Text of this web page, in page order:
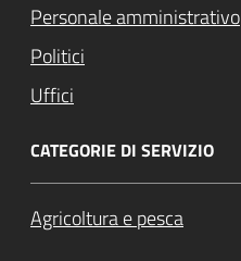
Personale amministrativo
Politici
Uffici
CATEGORIE DI SERVIZIO
Agricoltura e pesca